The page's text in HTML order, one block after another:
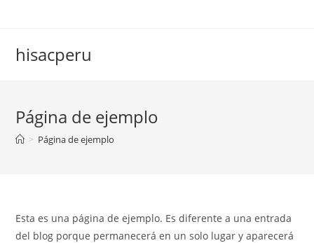
hisacperu
Página de ejemplo
> Página de ejemplo
Esta es una página de ejemplo. Es diferente a una entrada
del blog porque permanecerá en un solo lugar y aparecerá